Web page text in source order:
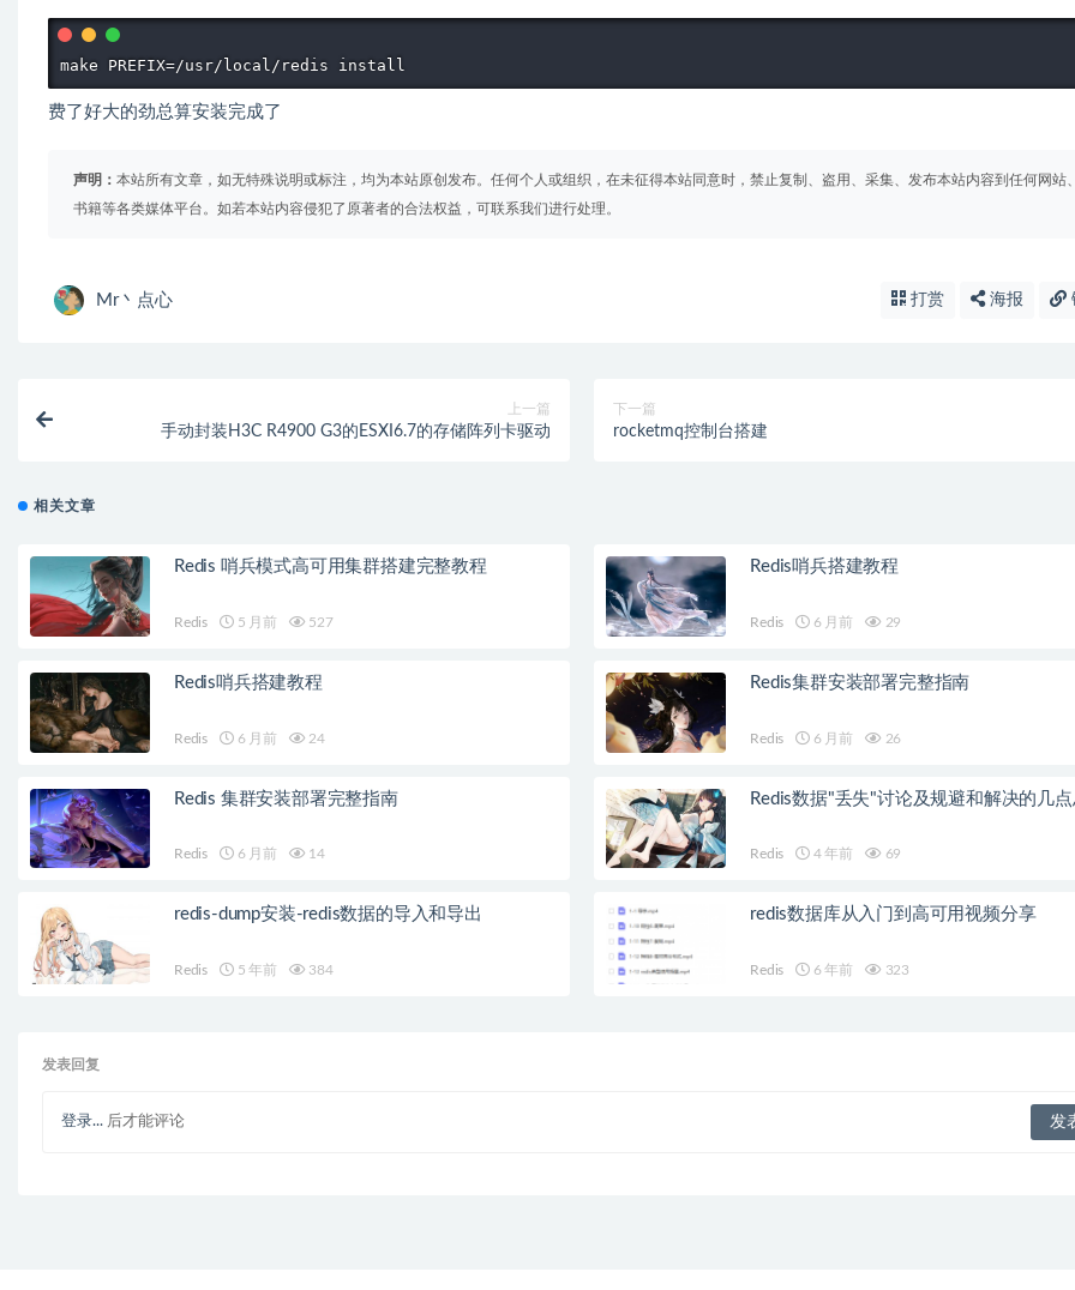
make PREFIX=/usr/local/redis install
费了好大的劲总算安装完成了
声明： 本站所有文章，如无特殊说明或标注，均为本站原创发布。任何个人或组织，在未征得本站同意时，禁止复制、盗用、采集、发布本站内容到任何网站
书籍等各类媒体平台。如若本站内容侵犯了原著者的合法权益，可联系我们进行处理。
Mr丶点心 打赏 海报
上一篇
手动封装H3C R4900 G3的ESXI6.7的存储阵列卡驱动
下一篇
rocketmq控制台搭建
相关文章
Redis 哨兵模式高可用集群搭建完整教程
Redis 5 月前 527
Redis哨兵搭建教程
Redis 6 月前 29
Redis哨兵搭建教程
Redis 6 月前 24
Redis集群安装部署完整指南
Redis 6 月前 26
Redis 集群安装部署完整指南
Redis 6 月前 14
Redis数据"丢失"讨论及规避和解决的几
Redis 4 年前 69
redis-dump安装-redis数据的导入和导出
Redis 5 年前 384
redis数据库从入门到高可用视频分享
Redis 6 年前 323
发表回复
登录... 后才能评论